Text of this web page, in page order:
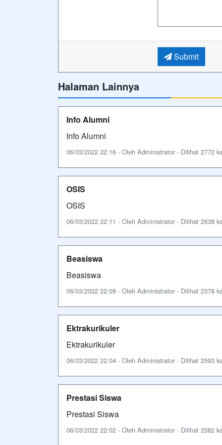
Submit
Halaman Lainnya
Info Alumni
Info Alumni
06/03/2022 22:16 - Oleh Administrator - Dilihat 2772
OSIS
OSIS
06/03/2022 22:11 - Oleh Administrator - Dilihat 2638
Beasiswa
Beasiswa
06/03/2022 22:09 - Oleh Administrator - Dilihat 2378
Ektrakurikuler
Ektrakurikuler
06/03/2022 22:04 - Oleh Administrator - Dilihat 2593
Prestasi Siswa
Prestasi Siswa
06/03/2022 22:02 - Oleh Administrator - Dilihat 2582